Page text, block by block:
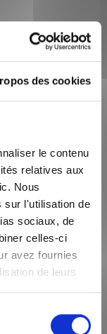
des cookies
le contenu
relatives aux
Nous
sur l'utilisation de
sociaux, de
celles-ci
avez fournies
de leurs